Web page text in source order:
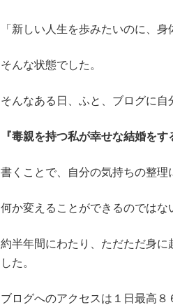
「新しい人生を歩みたいのに、身
そんな状態でした
そんなある日、ふと、ブログに自
『毒親を持つ私が幸せな結婚をす
書くことで、自分の気持ちの整
何か変えることができるのではな
約半年間にわたり、ただただ身
した。
ブログへのアクセスは１日最高